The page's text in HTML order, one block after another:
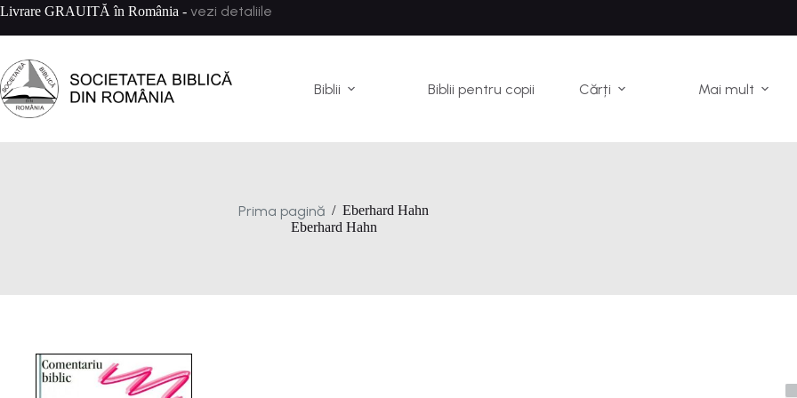
Sari
conținut
Livrare GRAUITĂ în România - vezi detaliile
Biblii Biblii pentru copii Cărți Mai mult
Prima pagină / Eberhard Hahn
Eberhard Hahn